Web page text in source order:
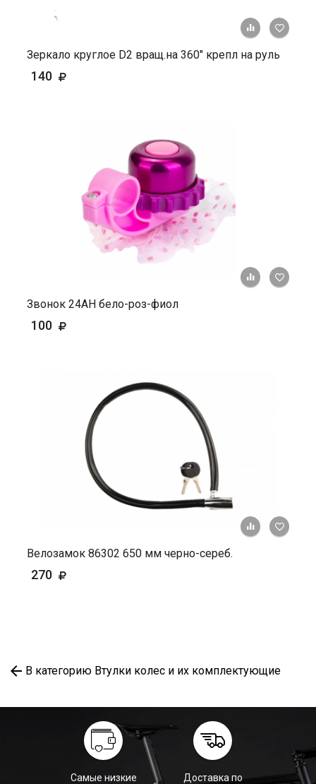
+ К
Зеркало круглое D2 вращ.на 360" крепл на руль
140
+ К
Звонок 24АН бело-роз-фиол
100
+ К
Велозамок 86302 650 мм черно-сереб.
270
В категорию Втулки колес и их комплектующие
Самые низкие
Доставка по